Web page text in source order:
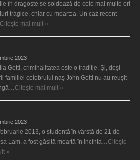
în dragoste se soldează de cele mai multe ori
tragice, chiar cu moartea. Un caz recent
Citeşte mai mult »
2023
Gotti, criminalitatea este o tradiţie. Şi, deşi
familiei celebrului naş John Gotti nu au reuşit
Citeşte mai mult »
2023
2013, o studentă în vârstă de 21 de
Lam, a fost găsită moartă în incinta…Citeşte
»